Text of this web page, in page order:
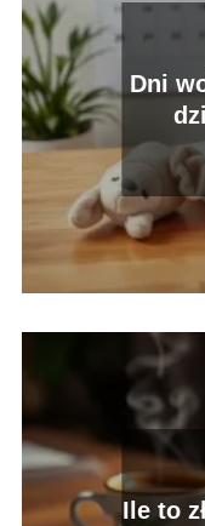
Dni
Ile to